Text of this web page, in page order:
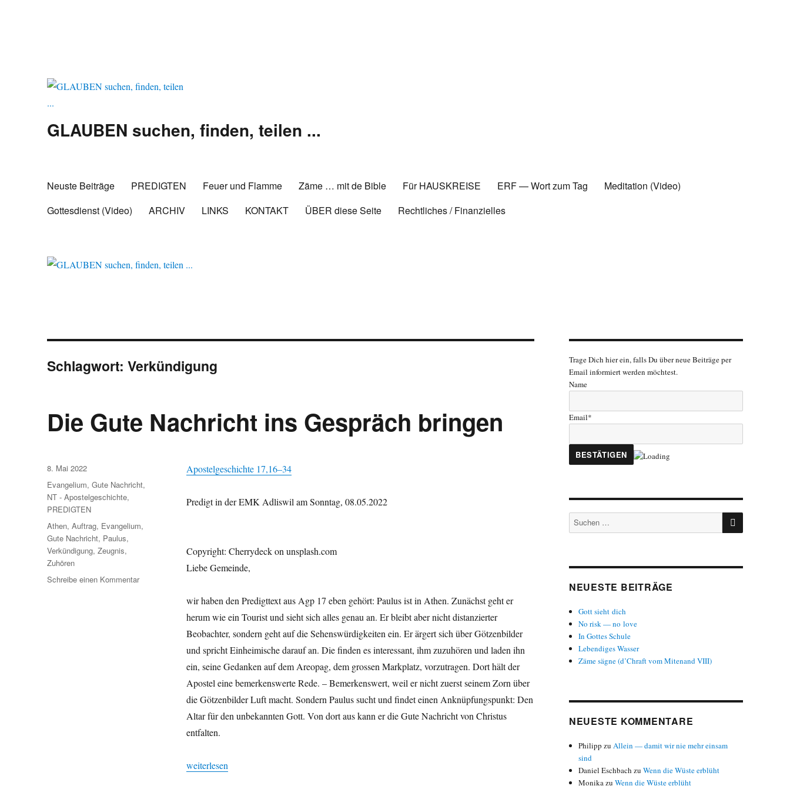
GLAUBEN suchen, finden, teilen ...
Neuste Beiträge PREDIGTEN Feuer und Flamme Zäme … mit de Bible Für HAUSKREISE ERF — Wort zum Tag
Meditation (Video)
Gottesdienst (Video)
ARCHIV LINKS KONTAKT ÜBER diese Seite Rechtliches / Finanzielles
Schlagwort:Verkündigung
Die Gute Nachricht ins Gespräch bringen
Apos­telgeschichte 17,16–34
Predigt in der EMK Adliswil am Son­ntag, 08.05.2022
Copy­right: Cher­ry­deck on unsplash.com
Liebe Gemeinde,
wir haben den Predigt­text aus Agp 17 eben gehört: Paulus ist in Athen. Zunächst geht er
herum wie ein Tourist und sieht sich alles genau an. Er bleibt aber nicht dis­tanziert­er
Beobachter, son­dern geht auf die Sehenswürdigkeit­en ein. Er ärg­ert sich über Götzen­bilder
und spricht Ein­heimis­che darauf an. Die find­en es inter­es­sant, ihm zuzuhören und laden ihn
ein, seine Gedanken auf dem Are­opag, dem grossen Mark­platz, vorzu­tra­gen. Dort hält der
Apos­tel eine bemerkenswerte Rede. – Bemerkenswert, weil er nicht zuerst seinem Zorn über
die Götzen­bilder Luft macht. Son­dern Paulus sucht und find­et einen Anknüp­fungspunkt: Den
Altar für den unbekan­nten Gott. Von dort aus kann er die Gute Nachricht von Chris­tus
entfalten.
„Die Gute Nachricht ins Gespräch brin­gen“
weit­er­lesen
Veröffentlicht
am
8. Mai 2022
Kategorien
Evangelium,Gute Nachricht,
NT - Apostelgeschichte,
PREDIGTEN
Schlagwörter
Athen,Auftrag, Evangelium,
Gute Nachricht, Paulus,
Verkündigung,Zeugnis,
Zuhören
Schreibe einen Kommentarzu
Trage Dich hier ein, falls Du über neue Beiträge per
Email informiert werden möchtest.
Name
Email*
Suchen
nach:
SUCHEN
NEUESTE BEITRÄGE
Gott sieht dich
No risk — no love
In Gottes Schule
Lebendiges Wasser
Zäme sägne (d’Chraft vom Mitenand VIII)
NEUESTE KOMMENTARE
Philipp zuAllein — damit wir nie mehr einsam
sind
Daniel Eschbach zuWenn die Wüste erblüht
MonikazuWenn die Wüste erblüht